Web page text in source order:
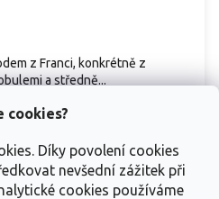
cookies?
Díky povolení cookies
nevšední zážitek při
cookies používáme
Detail
z Franci, konkrétně z
a středně...